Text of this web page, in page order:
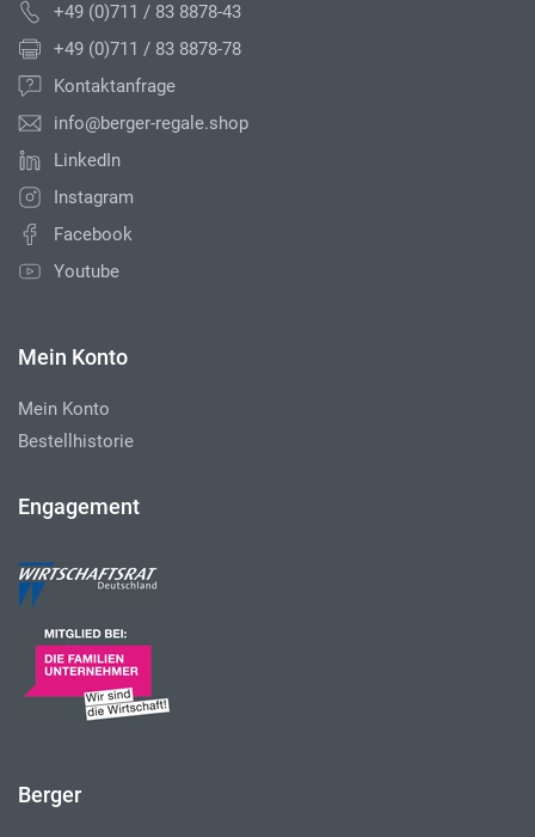
+49 (0)711 / 83 8878-43
+49 (0)711 / 83 8878-78
Kontaktanfrage
info@berger-regale.shop
LinkedIn
Instagram
Facebook
Youtube
Mein Konto
Mein Konto
Bestellhistorie
Engagement
Berger